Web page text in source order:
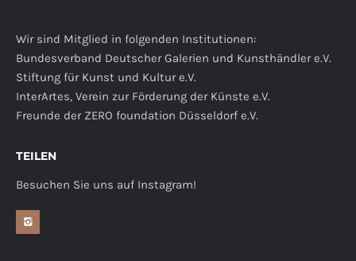
Wir sind Mitglied in folgenden Institutionen:
Bundesverband Deutscher Galerien und Kunsthändler e.V.
Stiftung für Kunst und Kultur e.V.
InterArtes, Verein zur Förderung der Künste e.V.
Freunde der ZERO foundation Düsseldorf e.V.
TEILEN
Besuchen Sie uns auf Instagram!